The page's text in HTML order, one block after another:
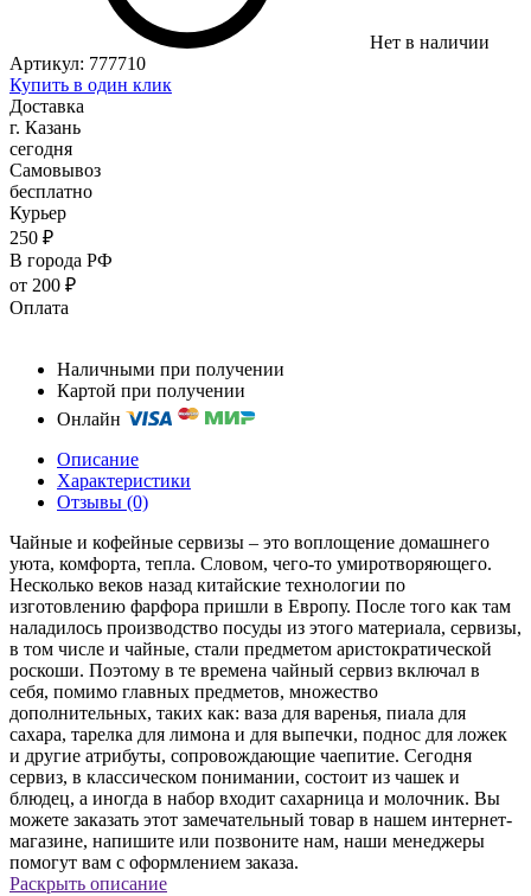
Нет в наличии
Артикул: 777710
Купить в один клик
Доставка
г. Казань
сегодня
Самовывоз
бесплатно
Курьер
250 ₽
В города РФ
от 200 ₽
Оплата
Наличными при получении
Картой при получении
Онлайн
Описание
Характеристики
Отзывы (0)
Чайные и кофейные сервизы – это воплощение домашнего
уюта, комфорта, тепла. Cловом, чего-то умиротворяющего.
Несколько веков назад китайские технологии по
изготовлению фарфора пришли в Европу. После того как там
наладилось производство посуды из этого материала, сервизы,
в том числе и чайные, стали предметом аристократической
роскоши. Поэтому в те времена чайный сервиз включал в
себя, помимо главных предметов, множество
дополнительных, таких как: ваза для варенья, пиала для
сахара, тарелка для лимона и для выпечки, поднос для ложек
и другие атрибуты, сопровождающие чаепитие. Сегодня
сервиз, в классическом понимании, состоит из чашек и
блюдец, а иногда в набор входит сахарница и молочник. Вы
можете заказать этот замечательный товар в нашем интернет-
магазине, напишите или позвоните нам, наши менеджеры
помогут вам с оформлением заказа.
Раскрыть описание